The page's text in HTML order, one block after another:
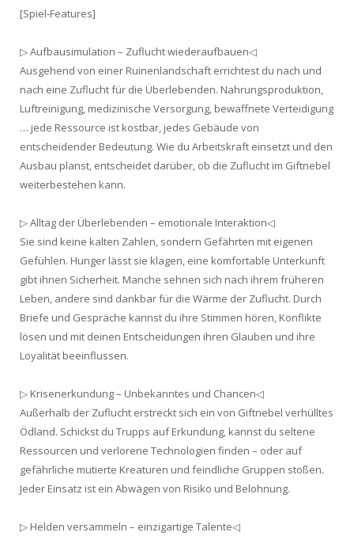
[Spiel‑Features]
▷ Aufbausimulation – Zuflucht wiederaufbauen◁
Ausgehend von einer Ruinenlandschaft errichtest du nach und
nach eine Zuflucht für die Überlebenden. Nahrungsproduktion,
Luftreinigung, medizinische Versorgung, bewaffnete Verteidigung
… jede Ressource ist kostbar, jedes Gebäude von
entscheidender Bedeutung. Wie du Arbeitskraft einsetzt und den
Ausbau planst, entscheidet darüber, ob die Zuflucht im Giftnebel
weiterbestehen kann.
▷ Alltag der Überlebenden – emotionale Interaktion◁
Sie sind keine kalten Zahlen, sondern Gefährten mit eigenen
Gefühlen. Hunger lässt sie klagen, eine komfortable Unterkunft
gibt ihnen Sicherheit. Manche sehnen sich nach ihrem früheren
Leben, andere sind dankbar für die Wärme der Zuflucht. Durch
Briefe und Gespräche kannst du ihre Stimmen hören, Konflikte
lösen und mit deinen Entscheidungen ihren Glauben und ihre
Loyalität beeinflussen.
▷ Krisenerkundung – Unbekanntes und Chancen◁
Außerhalb der Zuflucht erstreckt sich ein von Giftnebel verhülltes
Ödland. Schickst du Trupps auf Erkundung, kannst du seltene
Ressourcen und verlorene Technologien finden – oder auf
gefährliche mutierte Kreaturen und feindliche Gruppen stoßen.
Jeder Einsatz ist ein Abwägen von Risiko und Belohnung.
▷ Helden versammeln – einzigartige Talente◁